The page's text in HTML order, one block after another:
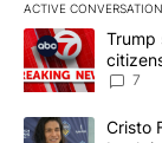
ACTIVE
The following is
A trendingTrump
7
A trending article
Cristo